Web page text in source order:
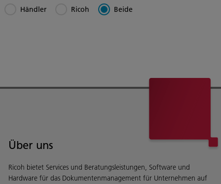
Händler Ricoh Beide
Über uns
Ricoh bietet Services und Beratungsleistungen, Software und
Hardware für das Dokumentenmanagement für Unternehmen auf